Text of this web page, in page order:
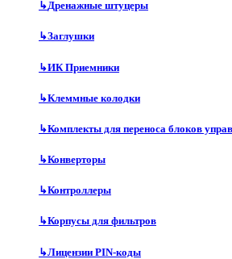
↳Дренажные штуцеры
↳Заглушки
↳ИК Приемники
↳Клеммные колодки
↳Комплекты для переноса блоков
↳Конверторы
↳Контроллеры
↳Корпусы для фильтров
↳Лицензии PIN-коды